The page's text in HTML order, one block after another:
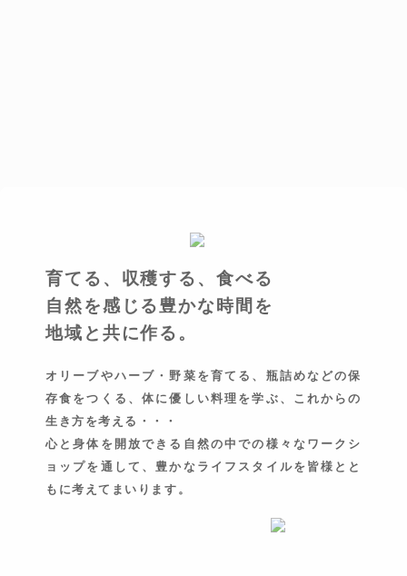
育てる、収穫する、食べる
自然を感じる豊かな時間を
地域と共に作る。
オリーブやハーブ・野菜を育てる、瓶詰めなどの保
存食をつくる、体に優しい料理を学ぶ、これからの
生き方を考える・・・
心と身体を開放できる自然の中での様々なワークシ
ョップを通して、豊かなライフスタイルを皆様とと
もに考えてまいります。